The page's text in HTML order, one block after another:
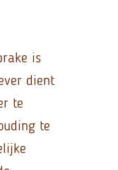
is
dient
te
te